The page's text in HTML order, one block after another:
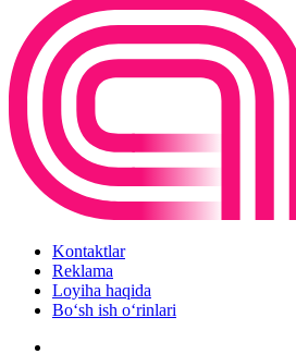
Kontaktlar
Reklama
Loyiha haqida
Bo‘sh ish o‘rinlari